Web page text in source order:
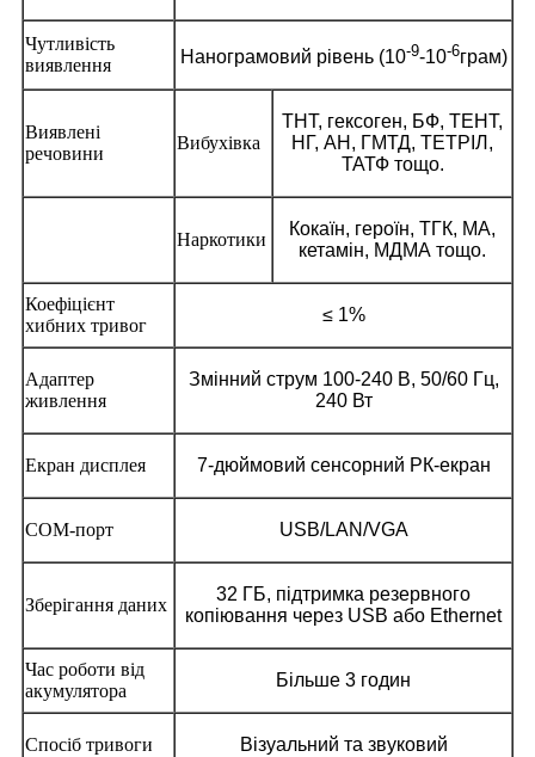
Чутливість
виявлення
Нанограмовий рівень (10-9-10-6грам)
Виявлені
речовини
Вибухівка
ТНТ, гексоген, БФ, ТЕНТ,
НГ, АН, ГМТД, ТЕТРІЛ,
ТАТФ тощо.
Наркотики
Кокаїн, героїн, ТГК, МА,
кетамін, МДМА тощо.
Коефіцієнт
хибних тривог
≤ 1%
Адаптер
живлення
Змінний струм 100-240 В, 50/60 Гц,
240 Вт
Екран дисплея 7-дюймовий сенсорний РК-екран
COM-порт USB/LAN/VGA
Зберігання даних
32 ГБ, підтримка резервного
копіювання через USB або Ethernet
Час роботи від
акумулятора
Більше 3 годин
Спосіб тривоги Візуальний та звуковий